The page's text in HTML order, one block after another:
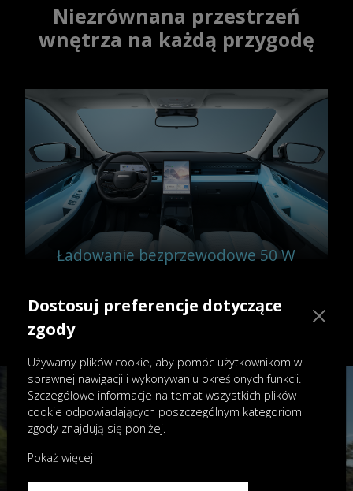
Niezrównana przestrzeń
wnętrza na każdą przygodę
Ładowanie bezprzewodowe 50 W
mocy, do 50 W, zadba o naładowanie
Twojego telefonu. Pozostań w
kontakcie bez uciążliwych kabli.
Dostosuj preferencje dotyczące
zgody
Używamy plików cookie, aby pomóc użytkownikom w
sprawnej nawigacji i wykonywaniu określonych funkcji.
Szczegółowe informacje na temat wszystkich plików
cookie odpowiadających poszczególnym kategoriom
zgody znajdują się poniżej.
Pokaż więcej